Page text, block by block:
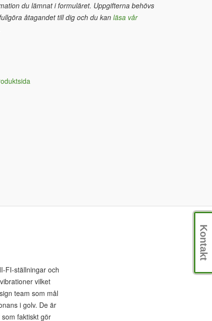
du lämnat i formuläret. Uppgifterna behövs
åtagandet till dig och du kanläsa vår
FI-ställningar och
vilket
team som mål
i golv. De är
faktiskt gör
Kontakt